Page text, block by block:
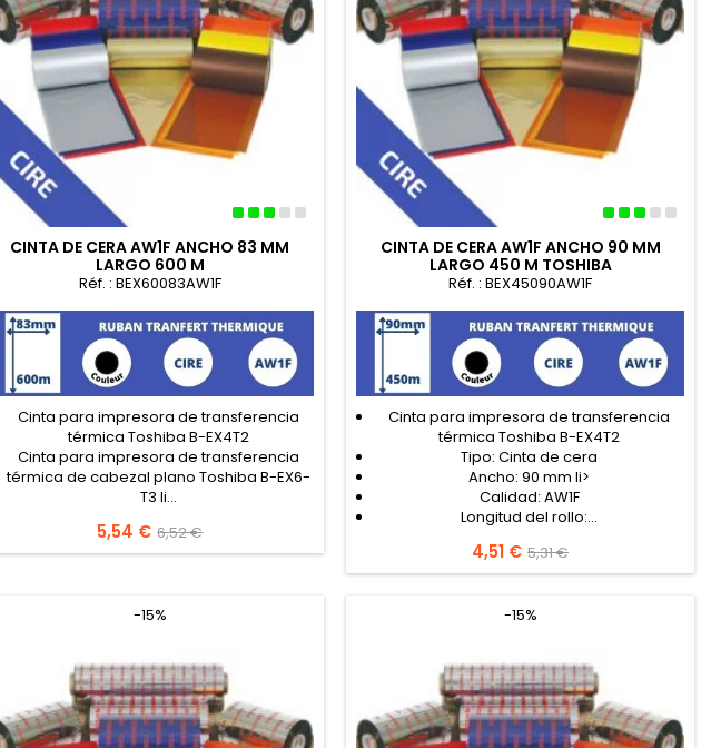
CINTA DE CERA AW1F ANCHO 83 MM
LARGO 600 M
Réf. : BEX60083AW1F
Cinta para impresora de transferencia
térmica Toshiba B-EX4T2
Cinta para impresora de transferencia
térmica de cabezal plano Toshiba B-EX6-
T3 li...
Precio
5,54 € Precio
base
6,52 €
CINTA DE CERA AW1F ANCHO 90 MM
LARGO 450 M TOSHIBA
Réf. : BEX45090AW1F
Cinta para impresora de transferencia
térmica Toshiba B-EX4T2
Tipo: Cinta de cera
Ancho: 90 mm li>
Calidad: AW1F
Longitud del rollo:...
Precio
4,51 € Precio
base
5,31 €
-15% -15%